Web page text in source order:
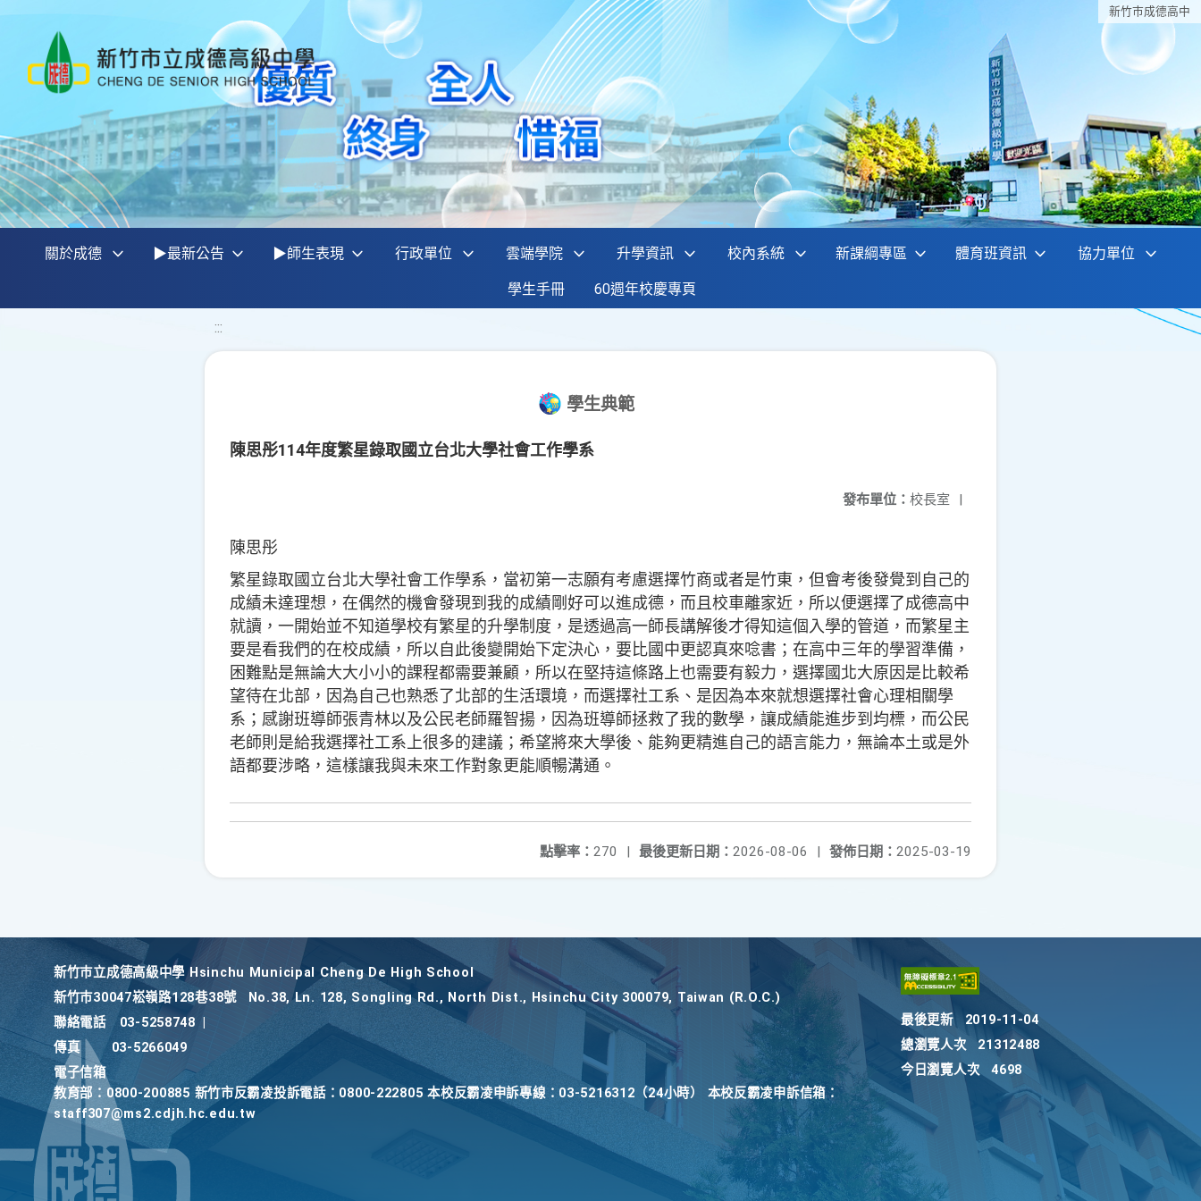
新竹巿成德高中
關於成德 ▶最新公告 ▶師生表現 行政單位 雲端學院 升學資訊 校內系統 新課綱專區 體育班資訊 協力單位
學生手冊 60週年校慶專頁
:::
學生典範
陳思彤114年度繁星錄取國立台北大學社會工作學系
發布單位： 校長室 |
陳思彤
繁星錄取國立台北大學社會工作學系，當初第一志願有考慮選擇竹商或者是竹東，但會考後發覺到自己的
成績未達理想，在偶然的機會發現到我的成績剛好可以進成德，而且校車離家近，所以便選擇了成德高中
就讀，一開始並不知道學校有繁星的升學制度，是透過高一師長講解後才得知這個入學的管道，而繁星主
要是看我們的在校成績，所以自此後變開始下定決心，要比國中更認真來唸書；在高中三年的學習準備，
困難點是無論大大小小的課程都需要兼顧，所以在堅持這條路上也需要有毅力，選擇國北大原因是比較希
望待在北部，因為自己也熟悉了北部的生活環境，而選擇社工系、是因為本來就想選擇社會心理相關學
系；感謝班導師張青林以及公民老師羅智揚，因為班導師拯救了我的數學，讓成績能進步到均標，而公民
老師則是給我選擇社工系上很多的建議；希望將來大學後、能夠更精進自己的語言能力，無論本土或是外
語都要涉略，這樣讓我與未來工作對象更能順暢溝通。
發佈日期： 2025-03-19
最後更新日期： 2026-08-06 |
點擊率： 270 |
新竹巿立成德高級中學 Hsinchu Municipal Cheng De High School
新竹巿30047崧嶺路128巷38號
No.38, Ln. 128, Songling Rd., North Dist., Hsinchu City 300079, Taiwan (R.O.C.)
聯絡電話
03-5258748
傳真
03-5266049
電子信箱
教育部：0800-200885 新竹市反霸凌投訴電話：0800-222805 本校反霸凌申訴專線：03-5216312（24小時） 本校反霸凌申訴信箱：
staff307@ms2.cdjh.hc.edu.tw
最後更新
2019-11-04
總瀏覽人次
21312488
今日瀏覽人次
4698